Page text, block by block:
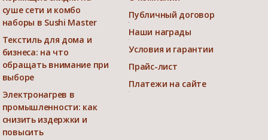
суше сети и комбо
наборы в Sushi Master
Текстиль для дома и
бизнеса: на что
обращать внимание при
выборе
Электронагрев в
промышленности: как
снизить издержки и
повысить
Публичный договор
Наши награды
Условия и гарантии
Прайс-лист
Платежи на сайте